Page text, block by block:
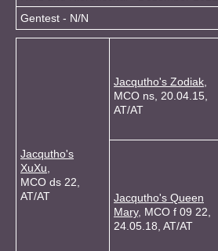
Gentest - N/N
Jacqutho's
XuXu,
MCO ds 22,
AT/AT
Jacqutho's Zodiak,
MCO ns, 20.04.15,
AT/AT
Jacqutho's Queen
Mary, MCO f 09 22,
24.05.18, AT/AT